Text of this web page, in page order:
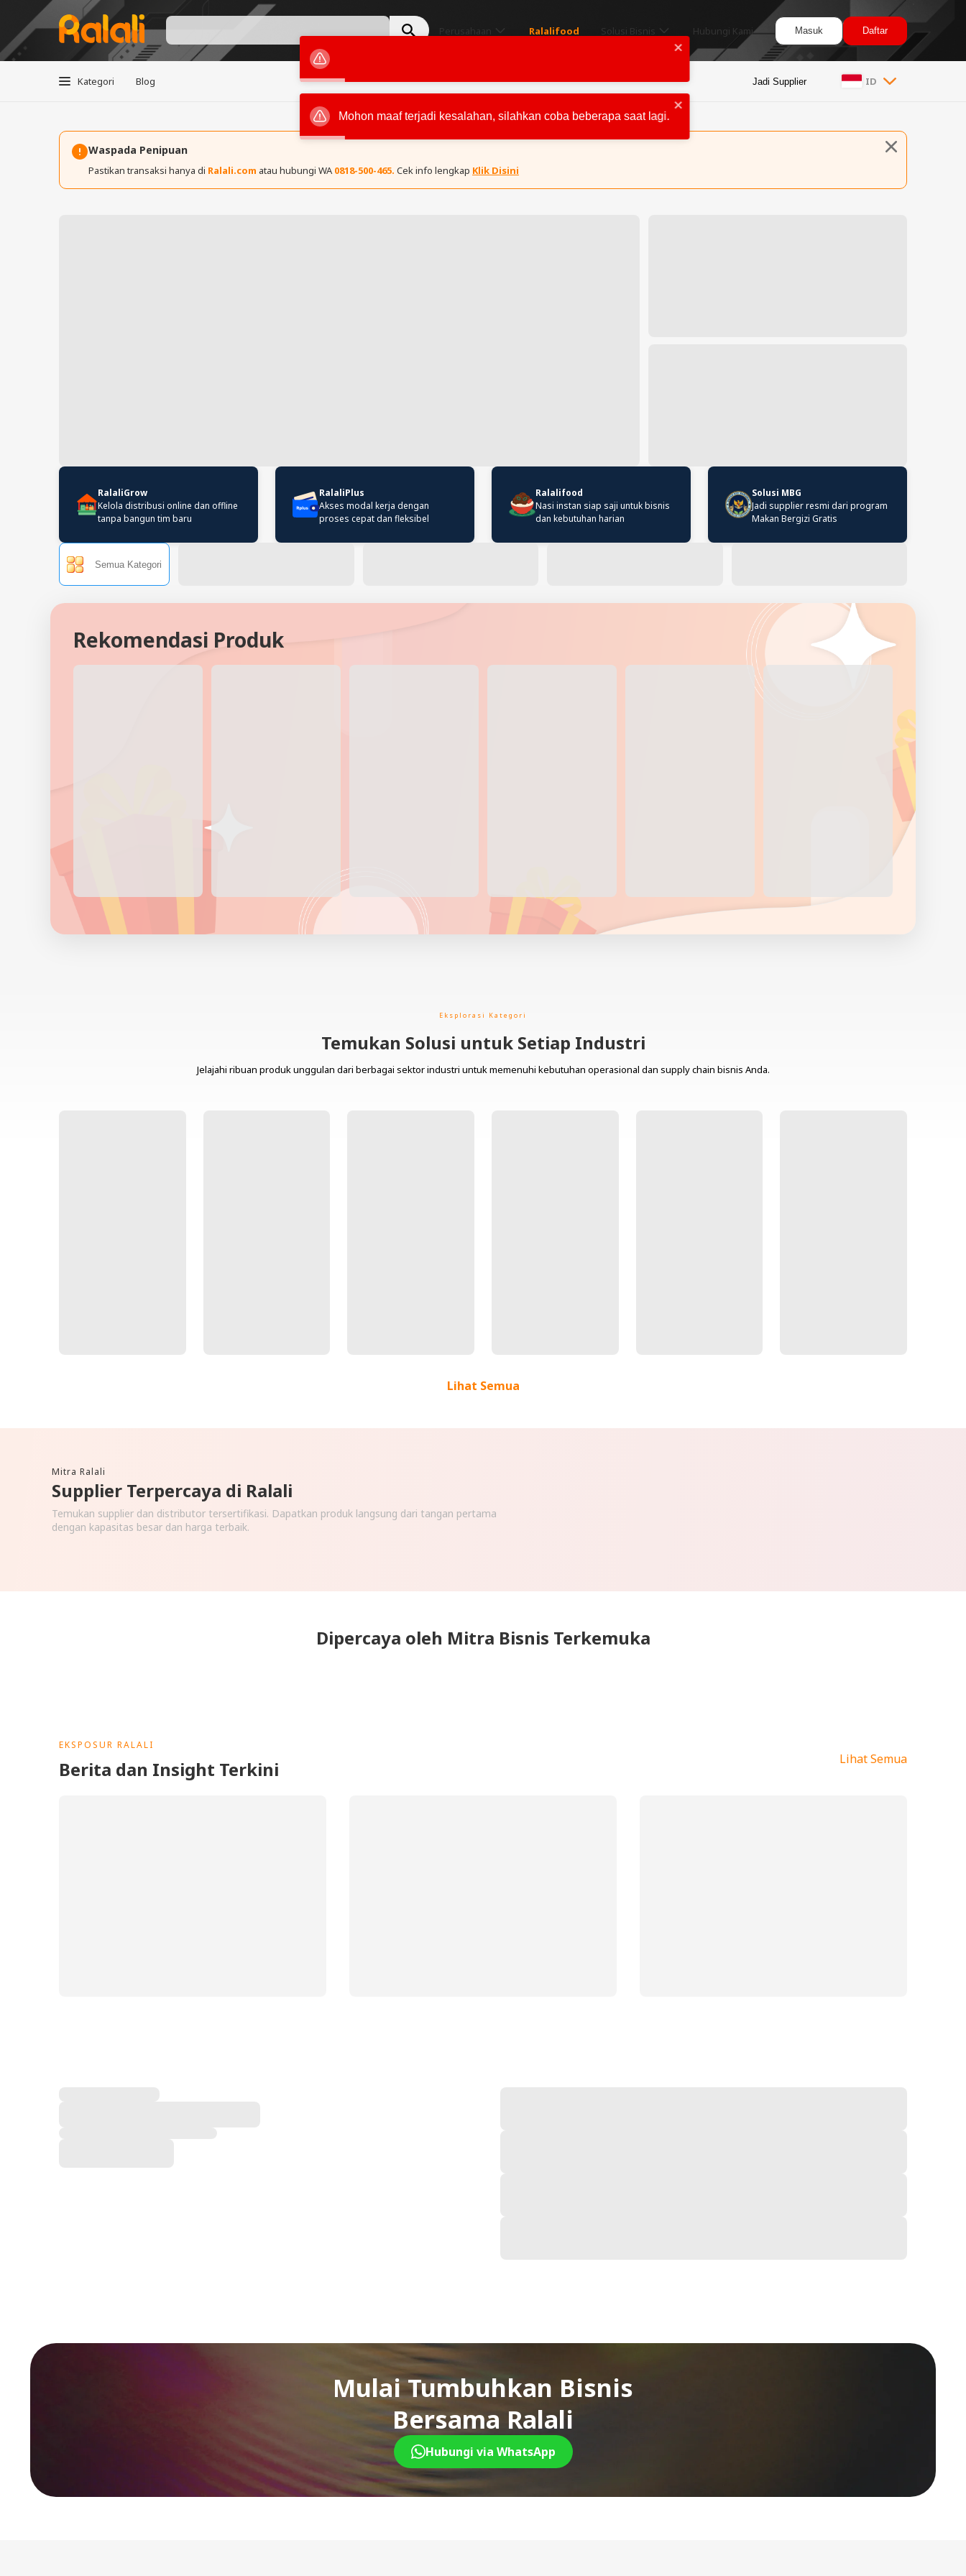
Perusahaan Ralalifood Solusi Bisnis Hubungi Kami Masuk Daftar
Kategori Blog Jadi Supplier ID
Waspada Penipuan
Pastikan transaksi hanya di Ralali.com atau hubungi WA 0818-500-465. Cek info lengkap Klik Disini
RalaliGrow
Kelola distribusi online dan offline
tanpa bangun tim baru
RalaliPlus
Akses modal kerja dengan
proses cepat dan fleksibel
Ralalifood
Nasi instan siap saji untuk bisnis
dan kebutuhan harian
Solusi MBG
Jadi supplier resmi dari program
Makan Bergizi Gratis
Semua Kategori
Rekomendasi Produk
Eksplorasi Kategori
Temukan Solusi untuk Setiap Industri
Jelajahi ribuan produk unggulan dari berbagai sektor industri untuk memenuhi kebutuhan operasional dan supply chain bisnis Anda.
Lihat Semua
Mitra Ralali
Supplier Terpercaya di Ralali
Temukan supplier dan distributor tersertifikasi. Dapatkan produk langsung dari tangan pertama
dengan kapasitas besar dan harga terbaik.
Dipercaya oleh Mitra Bisnis Terkemuka
EKSPOSUR RALALI
Berita dan Insight Terkini Lihat Semua
Mulai Tumbuhkan Bisnis
Bersama Ralali
Hubungi via WhatsApp